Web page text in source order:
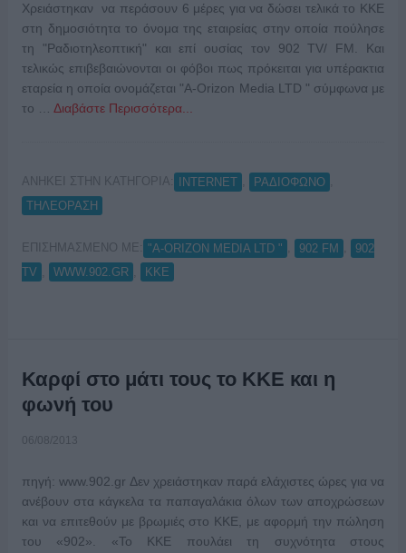
Χρειάστηκαν να περάσουν 6 μέρες για να δώσει τελικά το ΚΚΕ
στη δημοσιότητα το όνομα της εταιρείας στην οποία πούλησε
τη "Ραδιοτηλεοπτική" και επί ουσίας τον 902 TV/ FM. Και
τελικώς επιβεβαιώνονται οι φόβοι πως πρόκειται για υπέρακτια
εταρεία η οποία ονομάζεται "A-Orizon Media LTD " σύμφωνα με
το … Διαβάστε Περισσότερα...
ΑΝΗΚΕΙ ΣΤΗΝ ΚΑΤΗΓΟΡΙΑ: INTERNET ΡΑΔΙΟΦΩΝΟ
ΤΗΛΕΟΡΑΣΗ
ΕΠΙΣΗΜΑΣΜΕΝΟ ΜΕ: "A-ORIZON MEDIA LTD " 902 FM
902
TV
WWW.902.GR ΚΚΕ
Καρφί στο μάτι τους το ΚΚΕ και η
φωνή του
06/08/2013
πηγή: www.902.gr Δεν χρειάστηκαν παρά ελάχιστες ώρες για να
ανέβουν στα κάγκελα τα παπαγαλάκια όλων των αποχρώσεων
και να επιτεθούν με βρωμιές στο ΚΚΕ, με αφορμή την πώληση
του «902». «Το ΚΚΕ πουλάει τη συχνότητα στους